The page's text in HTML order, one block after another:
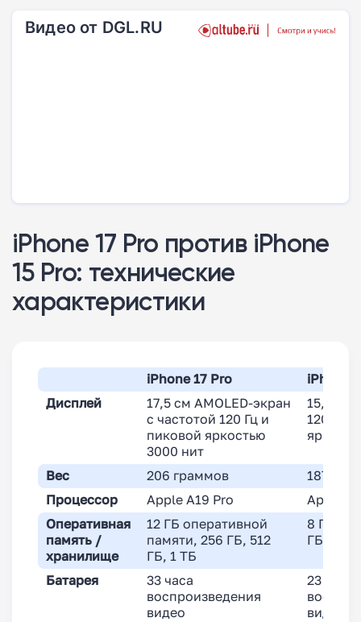
Видео от DGL.RU
iPhone 17 Pro против iPhone
15 Pro: технические
характеристики
iPhone 17 Pro
iPhone
Дисплей
17,5 см AMOLED-экран
с частотой 120 Гц и
пиковой яркостью
3000 нит
15,7 см
120 Гц,
Вес 206 граммов
187
Процессор
Apple A19 Pro
Apple
Оперативная
память /
хранилище
12 ГБ оперативной
памяти, 256 ГБ, 512
ГБ, 1 ТБ
8 ГБ
ГБ, 512
Батарея
33 часа
воспроизведения
видео
23 часа
видео